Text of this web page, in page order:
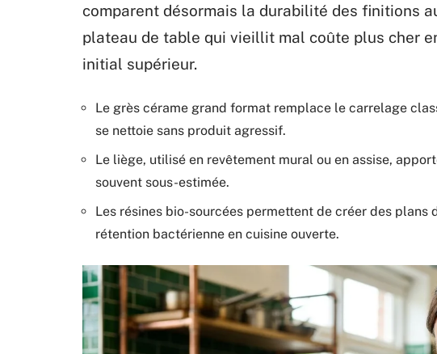
comparent désormais la durabilité des finitions
plateau de table qui vieillit mal coûte plus cher
initial supérieur.
Le grès cérame grand format remplace le carrelage
se nettoie sans produit agressif.
Le liège, utilisé en revêtement mural ou en assise,
souvent sous-estimée.
Les résines bio-sourcées permettent de créer des
rétention bactérienne en cuisine ouverte.